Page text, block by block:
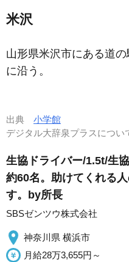
米沢
山形県米沢市にある道
に沿う。
出典 小学館
デジタル大辞泉プラスにつ
生協ドライバー/1.5t/生
約60名。助けてくれる
す。by所長
SBSゼンツウ株式会社
神奈川県 横浜市
月給28万3,655円～